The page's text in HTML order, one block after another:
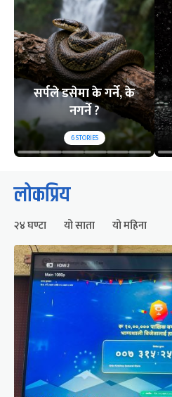
सर्पले डसेमा के गर्ने, के
नगर्ने ?
6STORIES
लोकप्रिय
२४ घण्टा यो साता यो महिना